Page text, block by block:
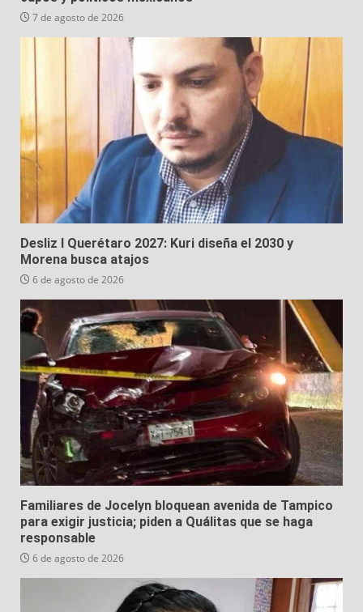
7 de agosto de 2026
Desliz I Querétaro 2027: Kuri diseña el 2030 y
Morena busca atajos
6 de agosto de 2026
Familiares de Jocelyn bloquean avenida de Tampico
para exigir justicia; piden a Quálitas que se haga
responsable
6 de agosto de 2026